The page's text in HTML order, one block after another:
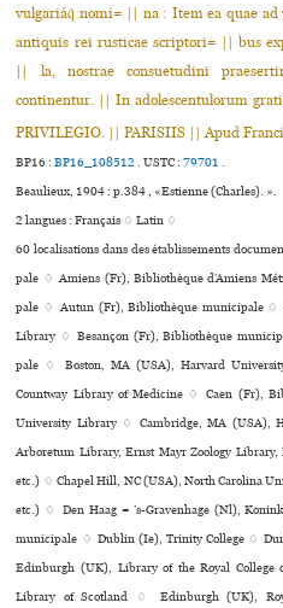
vulgariáq̃ nomi= || na : Item ea quae
antiquis rei rusticae scriptori= || bus
|| la, nostrae consuetudini
continentur. || In adolescentulorum
PRIVILEGIO. || PARISIIS || Apud
BP16 :BP16_108512.USTC :79701.
Beaulieux, 1904 : p.384 , «Estienne (Charles). ».
2 langues :Français ♢Latin ♢
60 localisations dans des établissements
pale ♢ Amiens (Fr), Bibliothèque d’Amiens
pale ♢ Autun (Fr), Bibliothèque muni­ci­pale ♢
Library ♢ Besançon (Fr), Bibliothèque
pale ♢ Boston, MA (USA), Harvard
Countway Library of Medicine ♢ Caen (Fr),
University Library ♢ Cambridge, MA (USA),
Arboretum Library, Ernst Mayr Zoology
etc.) ♢ Chapel Hill, NC (USA), North Carolina
etc.) ♢ Den Haag = ’s-Gravenhage (Nl),
muni­ci­pale ♢ Dublin (Ie), Trinity College ♢
Edinburgh (UK), Library of the Royal
Library of Scotland ♢ Edinburgh (UK),